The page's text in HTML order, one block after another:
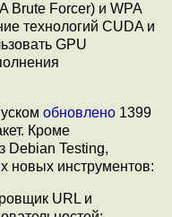
Brute Forcer) и WPA
технологий CUDA и
GPU
обновлено 1399
Кроме
Debian Testing,
новых инструментов:
URL и